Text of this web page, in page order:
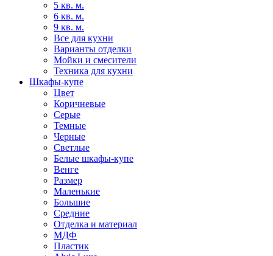
5 кв. м.
6 кв. м.
9 кв. м.
Все для кухни
Варианты отделки
Мойки и смесители
Техника для кухни
Шкафы-купе
Цвет
Коричневые
Серые
Темные
Черные
Светлые
Белые шкафы-купе
Венге
Размер
Маленькие
Большие
Средние
Отделка и материал
МДФ
Пластик